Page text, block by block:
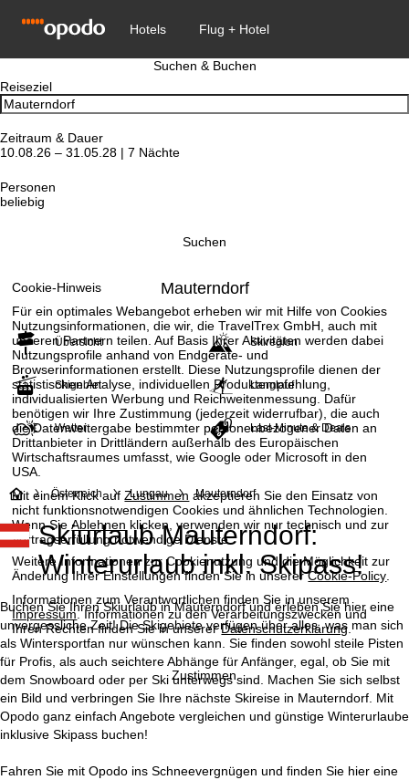
Cookie-Hinweis
Für ein optimales Webangebot erheben wir mit Hilfe von Cookies
Nutzungsinformationen, die wir, die TravelTrex GmbH, auch mit
unseren Partnern teilen. Auf Basis Ihrer Aktivitäten werden dabei
Nutzungsprofile anhand von Endgeräte- und
Browserinformationen erstellt. Diese Nutzungsprofile dienen der
statistischen Analyse, individuellen Produktempfehlung,
individualisierten Werbung und Reichweitenmessung. Dafür
benötigen wir Ihre Zustimmung (jederzeit widerrufbar), die auch
die Datenweitergabe bestimmter personenbezogener Daten an
Drittanbieter in Drittländern außerhalb des Europäischen
Wirtschaftsraumes umfasst, wie Google oder Microsoft in den
USA.
Mit einem Klick aufZustimmen akzeptieren Sie den Einsatz von
nicht funktionsnotwendigen Cookies und ähnlichen Technologien.
Wenn SieAblehnen klicken, verwenden wir nur technisch und zur
Vertragserfüllung notwendige Dienste.
Weitere Informationen zur Cookienutzung und die Möglichkeit zur
Änderung Ihrer Einstellungen finden Sie in unsererCookie-Policy.
Informationen zum Verantwortlichen finden Sie in unserem
Impressum. Informationen zu den Verarbeitungszwecken und
Ihren Rechten finden Sie in unsererDatenschutzerklärung.
Zustimmen
Suchen & Buchen
Reiseziel
Zeitraum & Dauer
10.08.26 – 31.05.28 | 7 Nächte
Personen
beliebig
Suchen
Mauterndorf
Übersicht Skiregion
Skigebiet Langlauf
Wetter Last-Minute & Deals
S
t
a
r
t
s
e
Österreich Lungau Mauterndorf
Skiurlaub Mauterndorf:
Winterurlaub inkl. Skipass!
Buchen Sie Ihren Skiurlaub in Mauterndorf und erleben Sie hier eine
unvergessliche Zeit! Die Skigebiete verfügen über alles, was man sich
als Wintersportfan nur wünschen kann. Sie finden sowohl steile Pisten
für Profis, als auch seichtere Abhänge für Anfänger, egal, ob Sie mit
dem Snowboard oder per Ski unterwegs sind. Machen Sie sich selbst
ein Bild und verbringen Sie Ihre nächste Skireise in Mauterndorf. Mit
Opodo ganz einfach Angebote vergleichen und günstige Winterurlaube
inklusive Skipass buchen!
Fahren Sie mit Opodo ins Schneevergnügen und finden Sie hier eine